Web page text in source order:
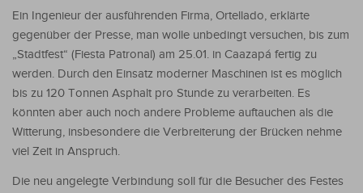
Ein Ingenieur der ausführenden Firma, Ortellado, erklärte
gegenüber der Presse, man wolle unbedingt versuchen, bis zum
„Stadtfest“ (Fiesta Patronal) am 25.01. in Caazapá fertig zu
werden. Durch den Einsatz moderner Maschinen ist es möglich
bis zu 120 Tonnen Asphalt pro Stunde zu verarbeiten. Es
könnten aber auch noch andere Probleme auftauchen als die
Witterung, insbesondere die Verbreiterung der Brücken nehme
viel Zeit in Anspruch.
Die neu angelegte Verbindung soll für die Besucher des Festes